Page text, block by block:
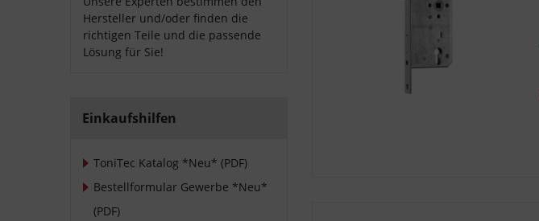
Hersteller und/oder finden die
richtigen Teile und die passende
Lösung für Sie!
Einkaufshilfen
ToniTec Katalog *Neu* (PDF)
Bestellformular Gewerbe *Neu*
(PDF)